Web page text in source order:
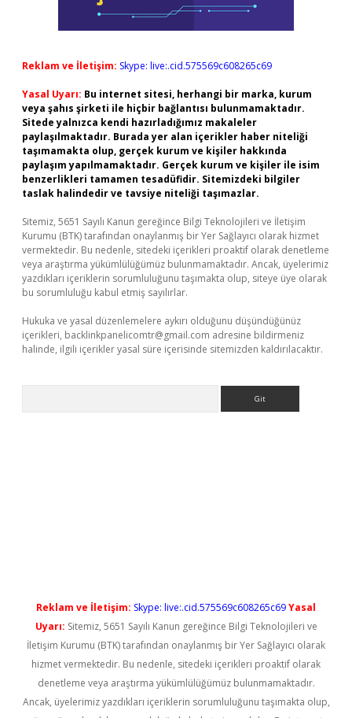
Reklam ve İletişim: Skype: live:.cid.575569c608265c69
Yasal Uyarı: Bu internet sitesi, herhangi bir marka, kurum
veya şahıs şirketi ile hiçbir bağlantısı bulunmamaktadır.
Sitede yalnızca kendi hazırladığımız makaleler
paylaşılmaktadır. Burada yer alan içerikler haber niteliği
taşımamakta olup, gerçek kurum ve kişiler hakkında
paylaşım yapılmamaktadır. Gerçek kurum ve kişiler ile isim
benzerlikleri tamamen tesadüfidir. Sitemizdeki bilgiler
taslak halindedir ve tavsiye niteliği taşımazlar.
Sitemiz, 5651 Sayılı Kanun gereğince Bilgi Teknolojileri ve İletişim
Kurumu (BTK) tarafından onaylanmış bir Yer Sağlayıcı olarak hizmet
vermektedir. Bu nedenle, sitedeki içerikleri proaktif olarak denetleme
veya araştırma yükümlülüğümüz bulunmamaktadır. Ancak, üyelerimiz
yazdıkları içeriklerin sorumluluğunu taşımakta olup, siteye üye olarak
bu sorumluluğu kabul etmiş sayılırlar.
Hukuka ve yasal düzenlemelere aykırı olduğunu düşündüğünüz
içerikleri, backlinkpanelicomtr@gmail.com adresine bildirmeniz
halinde, ilgili içerikler yasal süre içerisinde sitemizden kaldırılacaktır.
Reklam ve İletişim: Skype: live:.cid.575569c608265c69Yasal
Uyarı: Sitemiz, 5651 Sayılı Kanun gereğince Bilgi Teknolojileri ve
İletişim Kurumu (BTK) tarafından onaylanmış bir Yer Sağlayıcı olarak
hizmet vermektedir. Bu nedenle, sitedeki içerikleri proaktif olarak
denetleme veya araştırma yükümlülüğümüz bulunmamaktadır.
Ancak, üyelerimiz yazdıkları içeriklerin sorumluluğunu taşımakta olup,